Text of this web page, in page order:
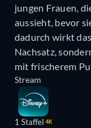
jungen Frauen,
aussieht, bevor
dadurch wirkt
Nachsatz,
mit frischerem
Stream
1 Staffel 4K